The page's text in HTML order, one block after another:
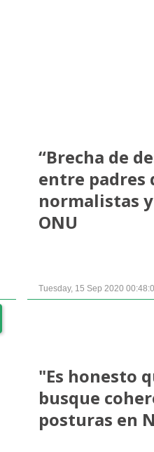
“Brecha de
entre padres
normalistas
ONU
Tuesday, 15 Sep 2020
"Es honesto
busque
posturas en